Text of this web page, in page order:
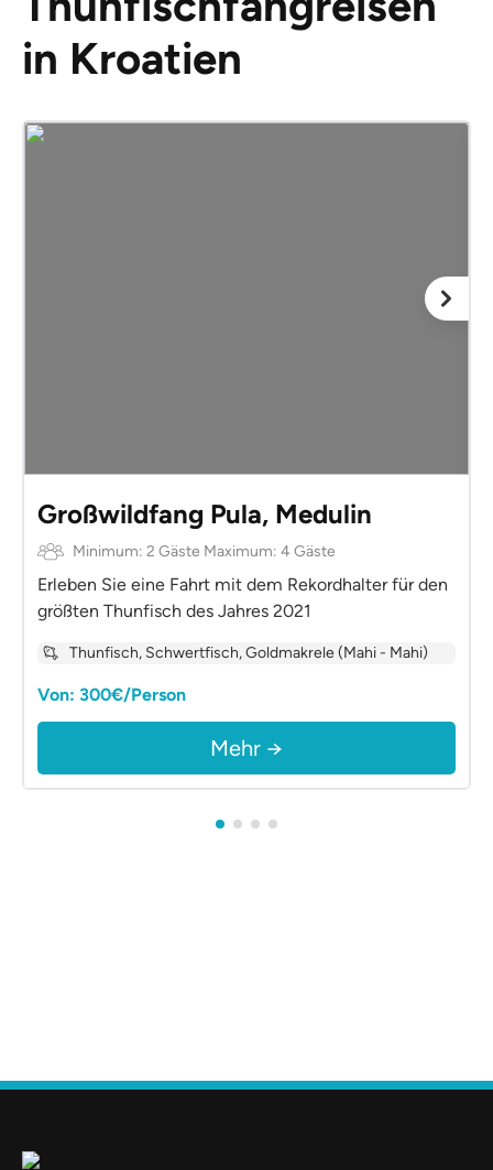
in Kroatien
Großwildfang Pula, Medulin
Minimum: 2 Gäste Maximum: 4 Gäste
Erleben Sie eine Fahrt mit dem Rekordhalter für den
größten Thunfisch des Jahres 2021
Thunfisch, Schwertfisch, Goldmakrele (Mahi - Mahi)
Von: 300€/Person
Mehr →